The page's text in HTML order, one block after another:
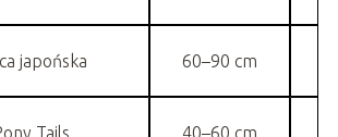
japońska 60–90 cm
Tails 40–60 cm